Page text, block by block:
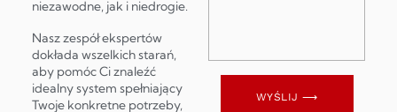
niezawodne, jak i niedrogie.
Nasz zespół ekspertów
dokłada wszelkich starań,
aby pomóc Ci znaleźć
idealny system spełniający
Twoje konkretne potrzeby,
WYŚLIJ ⟶